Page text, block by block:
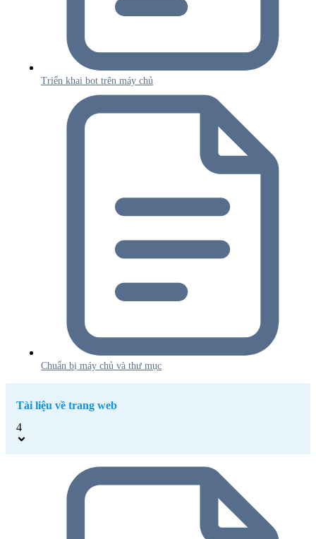
Triển khai bot trên máy chủ
Chuẩn bị máy chủ và thư mục
Tài liệu về trang web
4